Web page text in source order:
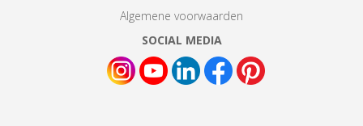
Algemene voorwaarden
SOCIAL MEDIA